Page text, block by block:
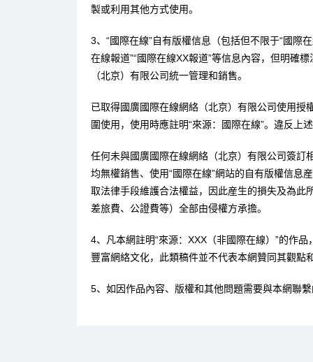
製或利用其他方式使用。
3、“國際在線”自有版權信息（包括但不限于“國際
在線報道”“國際在線XX報道”等信息內容，但明確
（北京）有限公司統一管理和銷售。
已取得國廣國際在線網絡（北京）有限公司使用
圍使用，使用時應註明“來源：國際在線”。違反上
任何未與國廣國際在線網絡（北京）有限公司簽訂
均無權銷售、使用“國際在線”網站的自有版權信息
取法律手段維護合法權益，因此産生的損失及為此
差旅費、公證費等）全部由侵權方承擔。
4、凡本網註明“來源：XXX（非國際在線）”的作
豐富網絡文化，此類稿件並不代表本網贊同其觀點
5、如因作品內容、版權和其他問題需要與本網聯